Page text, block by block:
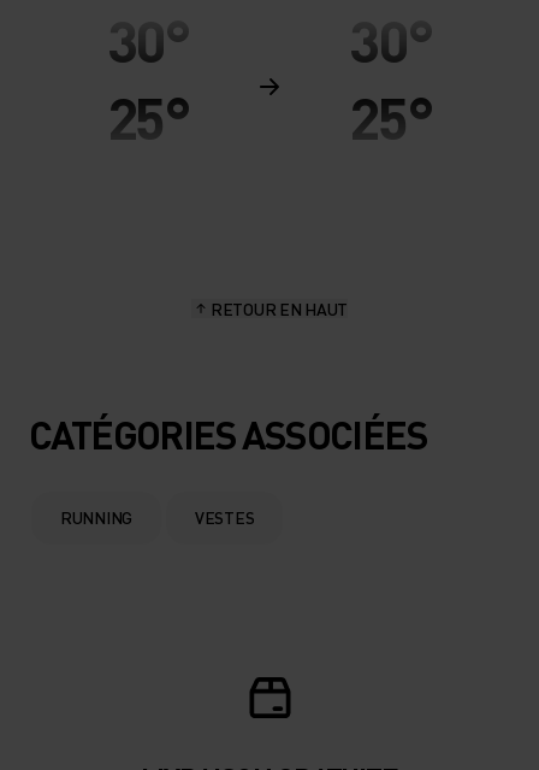
30°
25°
5°
0°
30°
25°
5°
RETOUR EN HAUT
CATÉGORIES ASSOCIÉES
RUNNING VESTES